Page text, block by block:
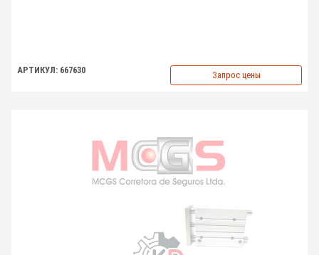
АРТИКУЛ: 667630 Запрос цены